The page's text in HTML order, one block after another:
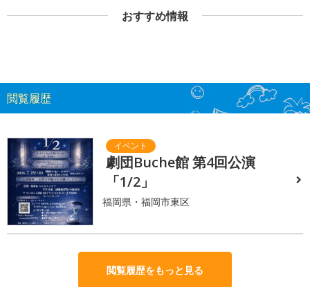
おすすめ情報
閲覧履歴
劇団Buche館 第4回公演
「1/2」
福岡県・福岡市東区
閲覧履歴をもっと見る